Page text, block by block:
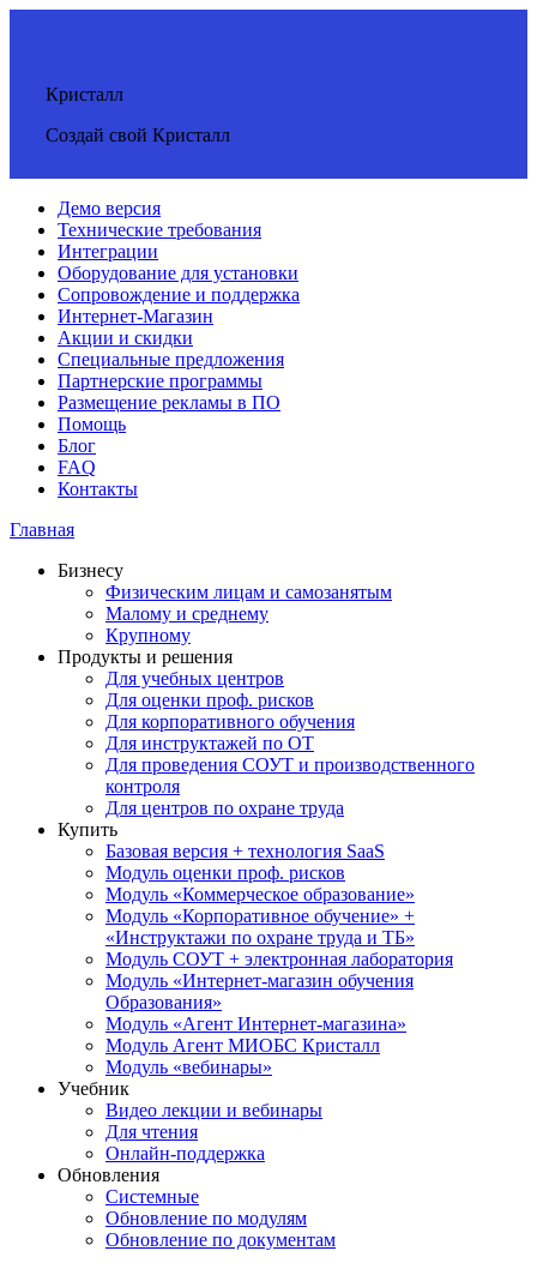
Кристалл
Создай свой Кристалл
Демо версия
Технические требования
Интеграции
Оборудование для установки
Сопровождение и поддержка
Интернет-Магазин
Акции и скидки
Специальные предложения
Партнерские программы
Размещение рекламы в ПО
Помощь
Блог
FAQ
Контакты
Главная
Бизнесу
Физическим лицам и самозанятым
Малому и среднему
Крупному
Продукты и решения
Для учебных центров
Для оценки проф. рисков
Для корпоративного обучения
Для инструктажей по ОТ
Для проведения СОУТ и производственного
контроля
Для центров по охране труда
Купить
Базовая версия + технология SaaS
Модуль оценки проф. рисков
Модуль «Коммерческое образование»
Модуль «Корпоративное обучение» +
«Инструктажи по охране труда и ТБ»
Модуль СОУТ + электронная лаборатория
Модуль «Интернет-магазин обучения
Образования»
Модуль «Агент Интернет-магазина»
Модуль Агент МИОБС Кристалл
Модуль «вебинары»
Учебник
Видео лекции и вебинары
Для чтения
Онлайн-поддержка
Обновления
Системные
Обновление по модулям
Обновление по документам